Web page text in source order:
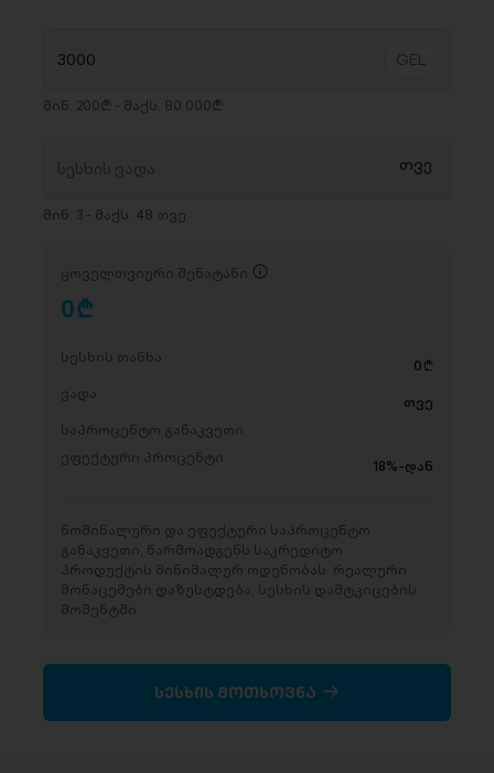
მინ. 200₾ - მაქს. 80 000₾
მინ. 3 - მაქს. 48 თვე
ყოველთვიური შენატანი
0D
სესხის თანხა 0 D
ვადა
თვე
საპროცენტო განაკვეთი
ეფექტური პროცენტი
18%-დან
ნომინალური და ეფექტური საპროცენტო
განაკვეთი, წარმოადგენს საკრედიტო
პროდუქტის მინიმალურ ოდენობას. რეალური
მონაცემები დაზუსტდება, სესხის დამტკიცების
მომენტში.
სესხის მოთხოვნა